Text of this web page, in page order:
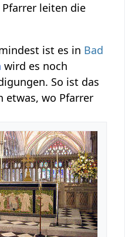
leiten die
ist es in Bad
wird es noch
So ist das
etwas, wo Pfarrer